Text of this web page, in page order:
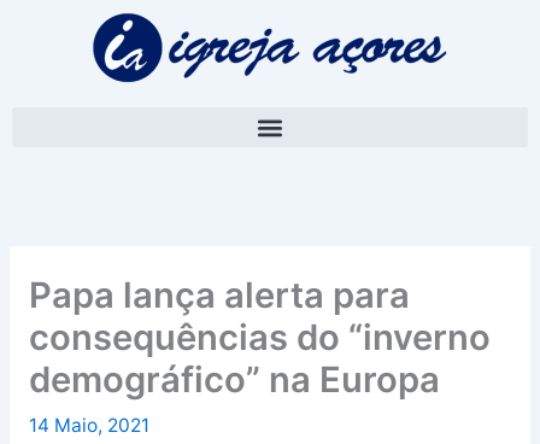
Papa lança alerta para
consequências do “inverno
demográfico” na Europa
14 Maio, 2021